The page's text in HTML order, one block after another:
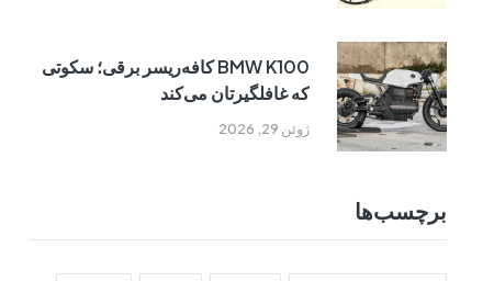
ژوئن 29, 2026
BMW K100 کافه‌ریسر برقی؛ سکوتی
که غافلگیرتان می‌کند
برچسب‌ها